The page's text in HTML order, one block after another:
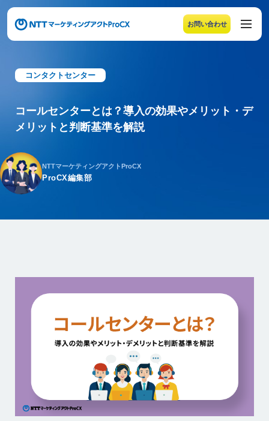
お問い合わせ
メニューの末尾です。Escape キーでメニューを閉じるこ
コンタクトセンター
コールセンターとは？導入の効果やメリット・デ
メリットと判断基準を解説
NTTマーケティングアクトProCX
ProCX編集部